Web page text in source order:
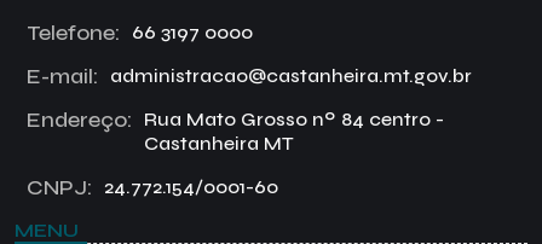
Telefone: 66 3197 0000
E-mail: administracao@castanheira.mt.gov.br
Endereço:
Rua Mato Grosso nº 84 centro -
Castanheira MT
CNPJ: 24.772.154/0001-60
MENU